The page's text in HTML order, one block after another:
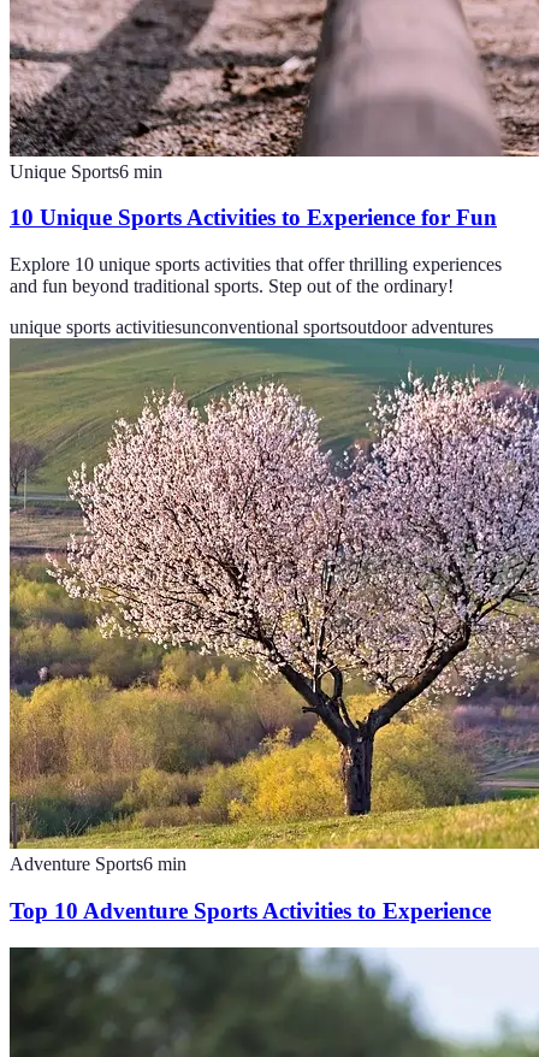
Unique Sports6 min
10 Unique Sports Activities to Experience for Fun
Explore 10 unique sports activities that offer thrilling experiences
and fun beyond traditional sports. Step out of the ordinary!
unique sports activitiesunconventional sportsoutdoor adventures
Adventure Sports6 min
Top 10 Adventure Sports Activities to Experience